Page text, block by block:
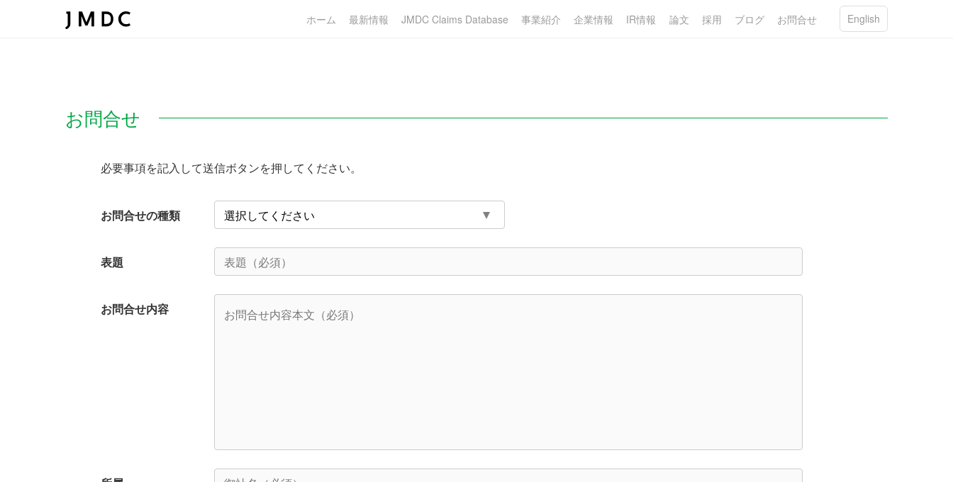
ホーム 最新情報 JMDC Claims Database 事業紹介 企業情報 IR情報 論文 採用 ブログ お問合せ English
お問合せ
必要事項を記入して送信ボタンを押してください。
お問合せの種類
表題
お問合せ内容